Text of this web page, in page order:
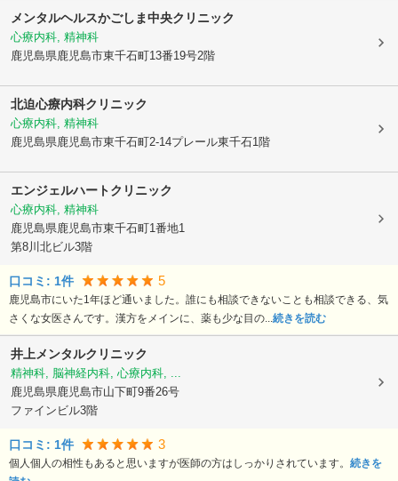
メンタルヘルスかごしま中央クリニック
心療内科, 精神科
鹿児島県鹿児島市東千石町13番19号2階
北迫心療内科クリニック
心療内科, 精神科
鹿児島県鹿児島市東千石町2-14プレール東千石1階
エンジェルハートクリニック
心療内科, 精神科
鹿児島県鹿児島市東千石町1番地1
第8川北ビル3階
口コミ: 1件 5
鹿児島市にいた1年ほど通いました。誰にも相談できないことも相談できる、気
さくな女医さんです。漢方をメインに、薬も少な目の... 続きを読む
井上メンタルクリニック
精神科, 脳神経内科, 心療内科, ...
鹿児島県鹿児島市山下町9番26号
ファインビル3階
口コミ: 1件 3
個人個人の相性もあると思いますが医師の方はしっかりされています。 続きを